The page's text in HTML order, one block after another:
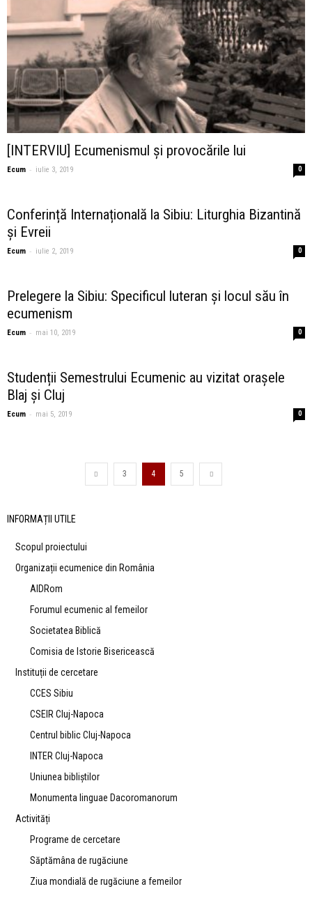
[INTERVIU] Ecumenismul și provocările lui
Ecum - iulie 3, 2019 0
Conferință Internațională la Sibiu: Liturghia Bizantină
și Evreii
Ecum - iulie 2, 2019 0
Prelegere la Sibiu: Specificul luteran și locul său în
ecumenism
Ecum - mai 10, 2019 0
Studenții Semestrului Ecumenic au vizitat orașele
Blaj și Cluj
Ecum - mai 5, 2019 0
3 4 5
INFORMAȚII UTILE
Scopul proiectului
Organizații ecumenice din România
AIDRom
Forumul ecumenic al femeilor
Societatea Biblică
Comisia de Istorie Bisericească
Instituții de cercetare
CCES Sibiu
CSEIR Cluj-Napoca
Centrul biblic Cluj-Napoca
INTER Cluj-Napoca
Uniunea bibliştilor
Monumenta linguae Dacoromanorum
Activități
Programe de cercetare
Săptămâna de rugăciune
Ziua mondială de rugăciune a femeilor